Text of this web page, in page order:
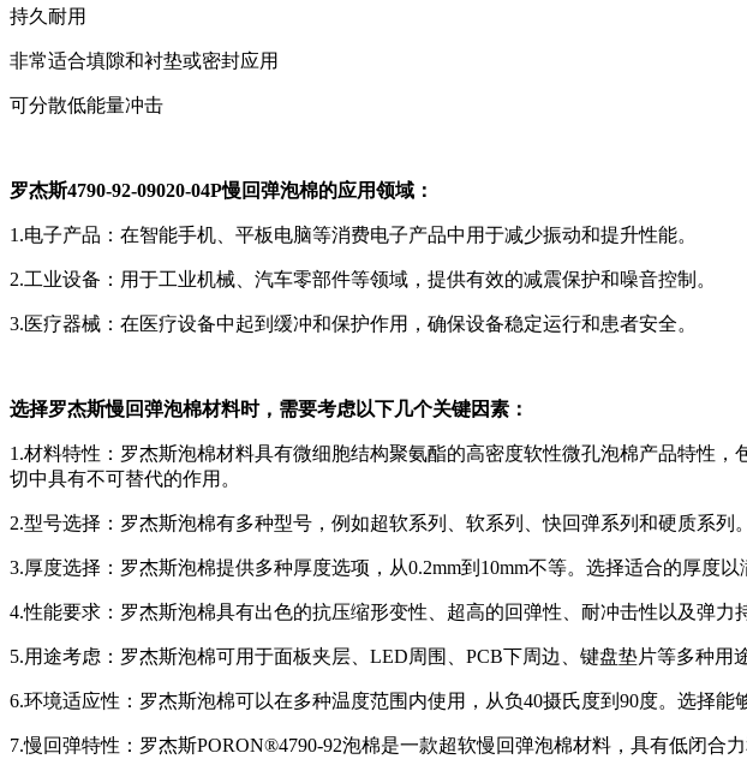
持久耐用
非常适合填隙和衬垫或密封应用
可分散低能量冲击
罗杰斯4790-92-09020-04P慢回弹泡棉的应用领域：
1.电子产品：在智能手机、平板电脑等消费电子产品中用于减少振动和提升性能。
2.工业设备：用于工业机械、汽车零部件等领域，提供有效的减震保护和噪音控制。
3.医疗器械：在医疗设备中起到缓冲和保护作用，确保设备稳定运行和患者安全。
选择罗杰斯慢回弹泡棉材料时，需要考虑以下几个关键因素：
1.材料特性：罗杰斯泡棉材料具有微细胞结构聚氨酯的高密度软性微孔泡棉产品特性
切中具有不可替代的作用。
2.型号选择：罗杰斯泡棉有多种型号，例如超软系列、软系列、快回弹系列和硬质系列
3.厚度选择：罗杰斯泡棉提供多种厚度选项，从0.2mm到10mm不等。选择适合的厚度以
4.性能要求：罗杰斯泡棉具有出色的抗压缩形变性、超高的回弹性、耐冲击性以及弹力
5.用途考虑：罗杰斯泡棉可用于面板夹层、LED周围、PCB下周边、键盘垫片等多种用
6.环境适应性：罗杰斯泡棉可以在多种温度范围内使用，从负40摄氏度到90度。选择能
7.慢回弹特性：罗杰斯PORON®4790-92泡棉是一款超软慢回弹泡棉材料，具有低闭合